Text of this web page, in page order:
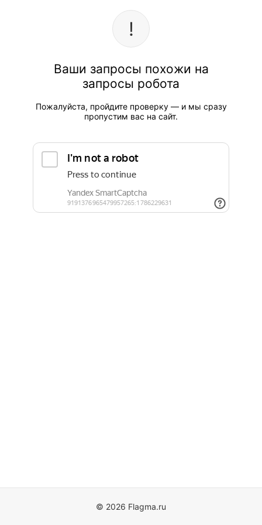
Ваши запросы похожи на
запросы робота
Пожалуйста, пройдите проверку — и мы сразу
пропустим вас на сайт.
© 2026 Flagma.ru